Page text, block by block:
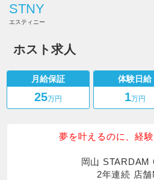
STNY
エスティニー
ホスト求人
STNY
月給保証
25万円
体験日給
1万円
夢を叶えるのに、経験
岡山 STARDAM
2年連続 店舗